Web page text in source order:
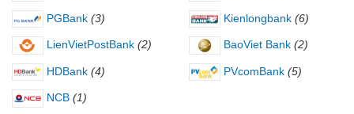
PGBank (3) Kienlongbank (6)
LienVietPostBank (2) BaoViet Bank (2)
HDBank (4) PVcomBank (5)
NCB (1)